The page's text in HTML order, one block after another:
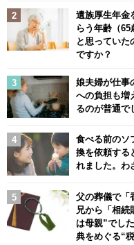
遺族厚生年金
らう年齢（65
と思っていた
ですか？
娘夫婦が仕事
への負担も増
るのが普通で
食べる前のソ
換を依頼する
れました。わ
父の葬儀で「
兄から「相
は母親”でし
典をめぐる“